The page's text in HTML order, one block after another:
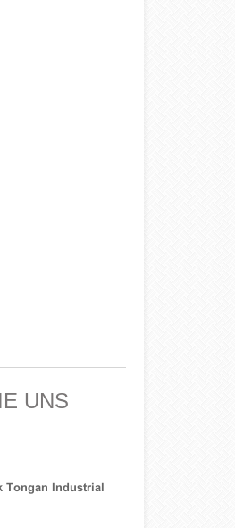
UNS
Tongan Industrial